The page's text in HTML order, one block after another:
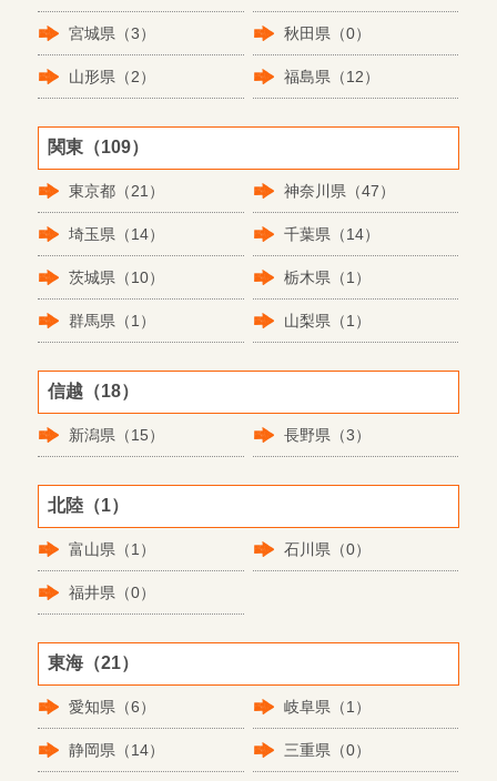
宮城県（3） 秋田県（0）
山形県（2） 福島県（12）
関東（109）
東京都（21） 神奈川県（47）
埼玉県（14） 千葉県（14）
茨城県（10） 栃木県（1）
群馬県（1） 山梨県（1）
信越（18）
新潟県（15） 長野県（3）
北陸（1）
富山県（1） 石川県（0）
福井県（0）
東海（21）
愛知県（6） 岐阜県（1）
静岡県（14） 三重県（0）